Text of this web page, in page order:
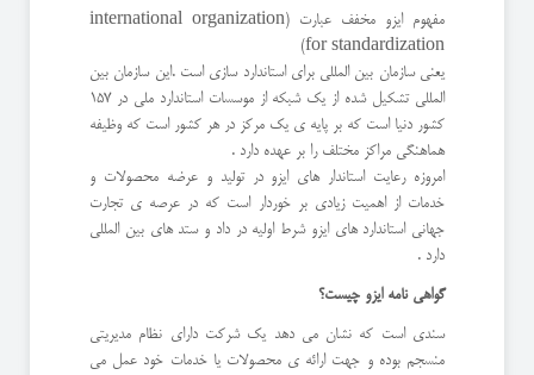
مفهوم ایزو مخفف عبارت
(international organization
for standardization)
یعنی سازمان بین المللی برای استاندارد سازی است .این سازمان بین
المللی تشکیل شده از یک شبکه از موسسات استاندارد ملی در 157
کشور دنیا است که بر پایه ی یک مرکز در هر کشور است که وظیفه
هماهنگی مراکز مختلف را بر عهده دارد .
امروزه رعایت استاندار های ایزو در تولید و عرضه محصولات و
خدمات از اهمیت زیادی بر خوردار است که در عرصه ی تجارت
جهانی استاندارد های ایزو شرط اولیه در داد و ستد های بین المللی
دارد .
گواهی نامه ایزو چیست؟
سندی است که نشان می دهد یک شرکت دارای نظام مدیریتی
منسجم بوده و جهت ارائه ی محصولات یا خدمات خود عمل می